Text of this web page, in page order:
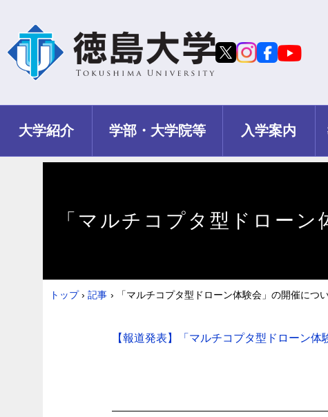
大学紹介 学部・大学院等 入学案内
「マルチコプタ型ドロー
トップ › 記事 › 「マルチコプタ型ドローン体験会」の開催につ
【報道発表】「マルチコプタ型ドローン